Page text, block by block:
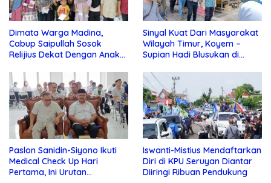
Dimata Warga Madina,
Cabup Saipullah Sosok
Relijius Dekat Dengan Anak
Sinyal Kuat Dari Masyarakat
Wilayah Timur, Koyem –
Supian Hadi Blusukan di
Paslon Sanidin-Siyono Ikuti
Medical Check Up Hari
Pertama, Ini Urutan
Iswanti-Mistius Mendaftarkan
Diri di KPU Seruyan Diantar
Diiringi Ribuan Pendukung